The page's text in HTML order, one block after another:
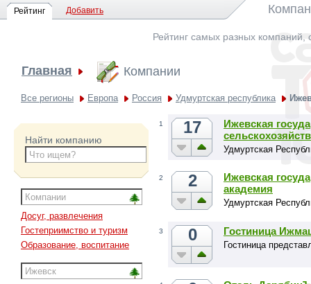
Рейтинг Добавить
Рейтинг самых разных компаний,
Главная Компании
Все регионы Европа Россия Удмуртская республика
Найти компанию
Досуг, развлечения
Гостеприимство и туризм
Образование, воспитание
1 17
Ижевская
Удмуртская
2 2
Ижевская
академия
Удмуртская
3 0 Гостиница
Гостиница